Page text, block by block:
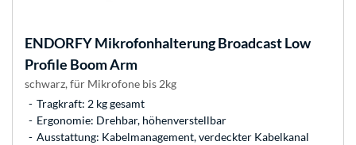
ENDORFYMikrofonhalterung Broadcast Low
Profile Boom Arm
schwarz, für Mikrofone bis 2kg
Tragkraft: 2 kg gesamt
Ergonomie: Drehbar, höhenverstellbar
Ausstattung: Kabelmanagement, verdeckter Kabelkanal